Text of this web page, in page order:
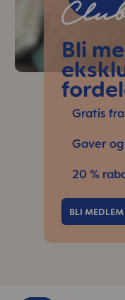
Bli
Gratis
Gaver
20 %
BLI MEDLEM